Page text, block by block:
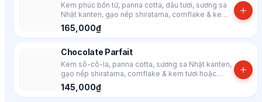
Kem phúc bồn tử, panna cotta, dâu tươi, sương sa
Nhật kanten, gạo nếp shiratama, cornflake & kem
tươi hoặc yaourt Hy Lạp
165,000₫
Chocolate Parfait
Kem sô-cô-la, panna cotta, sương sa Nhật kanten,
gạo nếp shiratama, cornflake & kem tươi hoặc
yaourt Hy Lạp
145,000₫